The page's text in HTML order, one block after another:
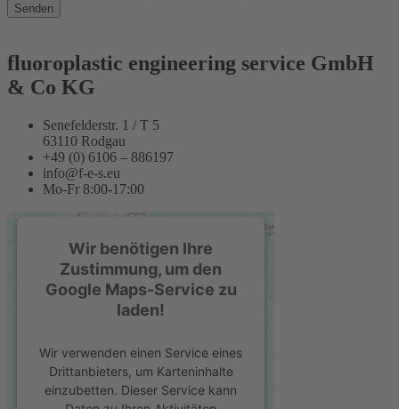
Senden
fluoroplastic engineering service GmbH
& Co KG
Senefelderstr. 1 / T 5
63110 Rodgau
+49 (0) 6106 – 886197
info@f-e-s.eu
Mo-Fr 8:00-17:00
Wir benötigen Ihre
Zustimmung, um den
Google Maps-Service zu
laden!
Wir verwenden einen Service eines
Drittanbieters, um Karteninhalte
einzubetten. Dieser Service kann